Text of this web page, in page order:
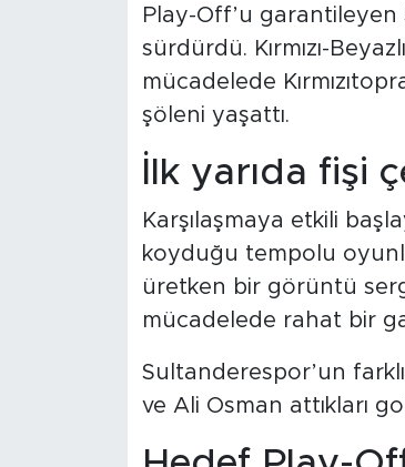
Play-Off’u garantileyen
sürdürdü. Kırmızı-
mücadelede
şöleni yaşattı.
İlk yarıda fişi
Karşılaşmaya etkili
koyduğu tempolu
üretken bir görüntü
mücadelede rahat bir
Sultanderespor’un
ve Ali Osman attıkları